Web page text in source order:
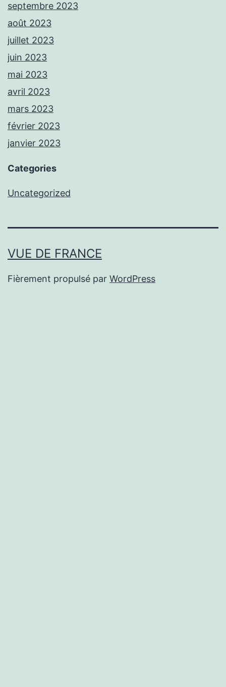
septembre 2023
août 2023
juillet 2023
juin 2023
mai 2023
avril 2023
mars 2023
février 2023
janvier 2023
Categories
Uncategorized
VUE DE FRANCE
Fièrement propulsé par WordPress